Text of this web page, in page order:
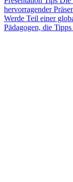
hervorragender
Werde Teil einer
Pädagogen, die